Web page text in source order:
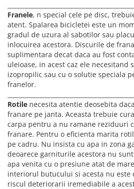
Franele, n special cele pe disc,
atent. Spalarea bicicletei este un
gradul de uzura al sabotilor sau
inlocuirea acestora. Discurile de
suplimentara decat daca au fost
uleioase, in acest caz ele necesitand
izopropilic sau cu o solutie speciala
franelor.
Rotile necesita atentie deosebita
franare pe janta. Aceasta trebuie
carpa pentru a nu ramane reziduuri
franare. Pentru o eficienta marita
pe cadru. Nu insista cu apa in zona
deoarece garniturile acestora nu
apa venita cu o presiune atat de
interiorul butucului si acesta nu este
riscul deteriorarii iremediabile a